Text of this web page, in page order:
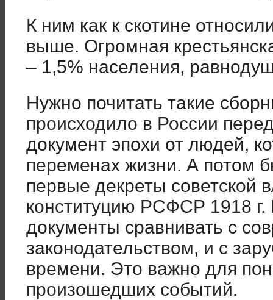
К ним как к скотине
выше. Огромная
– 1,5% населения,
Нужно почитать такие
происходило в России
документ эпохи от людей,
переменах жизни. А потом
первые декреты советской
конституцию РСФСР 1918 г.
документы сравнивать с
законодательством, и с
времени. Это важно для
произошедших событий.